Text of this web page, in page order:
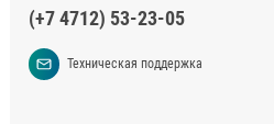
(+7 4712) 53-23-05
Техническая поддержка